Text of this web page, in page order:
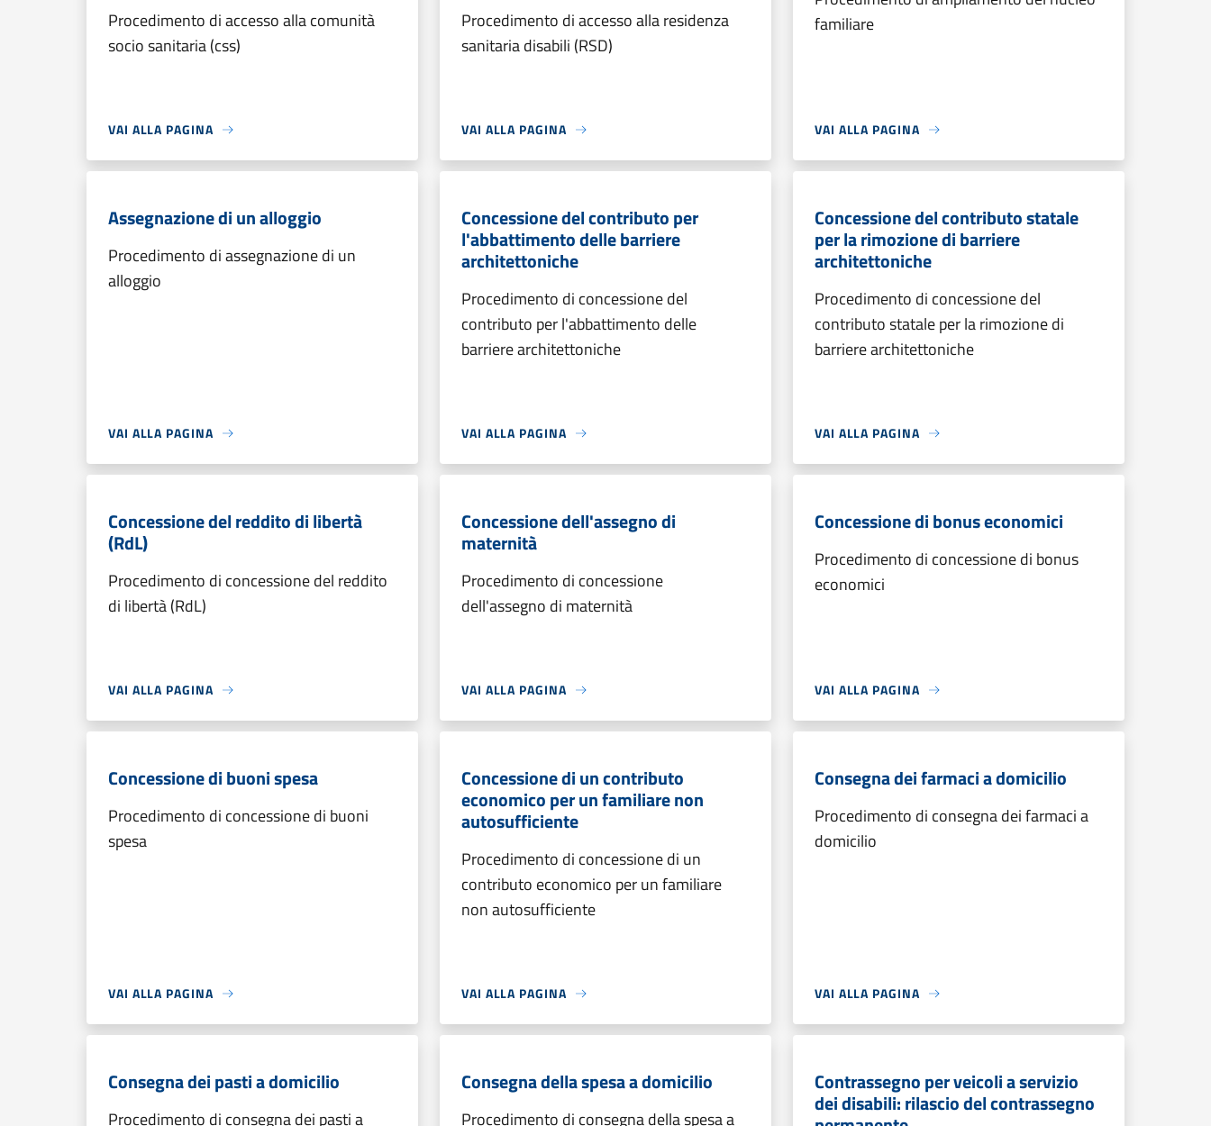
Procedimento di accesso alla comunità
socio sanitaria (css)
VAI ALLA PAGINA
Procedimento di accesso alla residenza
sanitaria disabili (RSD)
VAI ALLA PAGINA
familiare
VAI ALLA PAGINA
Assegnazione di un alloggio
Procedimento di assegnazione di un
alloggio
VAI ALLA PAGINA
Concessione del contributo per
l'abbattimento delle barriere
architettoniche
Procedimento di concessione del
contributo per l'abbattimento delle
barriere architettoniche
VAI ALLA PAGINA
Concessione del contributo statale
per la rimozione di barriere
architettoniche
Procedimento di concessione del
contributo statale per la rimozione di
barriere architettoniche
VAI ALLA PAGINA
Concessione del reddito di libertà
(RdL)
Procedimento di concessione del reddito
di libertà (RdL)
VAI ALLA PAGINA
Concessione dell'assegno di
maternità
Procedimento di concessione
dell'assegno di maternità
VAI ALLA PAGINA
Concessione di bonus economici
Procedimento di concessione di bonus
economici
VAI ALLA PAGINA
Concessione di buoni spesa
Procedimento di concessione di buoni
spesa
VAI ALLA PAGINA
Concessione di un contributo
economico per un familiare non
autosufficiente
Procedimento di concessione di un
contributo economico per un familiare
non autosufficiente
VAI ALLA PAGINA
Consegna dei farmaci a domicilio
Procedimento di consegna dei farmaci a
domicilio
VAI ALLA PAGINA
Consegna dei pasti a domicilio
Procedimento di consegna dei pasti a
Consegna della spesa a domicilio
Procedimento di consegna della spesa a
Contrassegno per veicoli a servizio
dei disabili: rilascio del contrassegno